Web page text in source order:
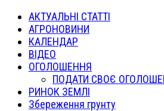
АКТУАЛЬНІ СТАТТІ
АГРОНОВИНИ
КАЛЕНДАР
ВІДЕО
ОГОЛОШЕННЯ
ПОДАТИ СВОЄ
РИНОК ЗЕМЛІ
Збереження грунту